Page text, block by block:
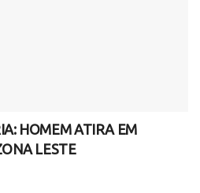
HOMEM ATIRA EM
LESTE